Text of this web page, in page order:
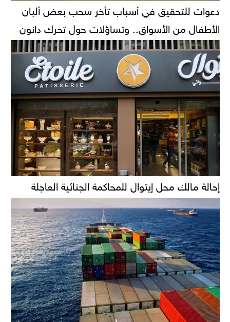
دعوات للتحقيق في أسباب تأخر سحب بعض ألبان
الأطفال من الأسواق.. وتساؤلات حول تحرك دانون
إحالة مالك محل إيتوال للمحاكمة الجنائية العاجلة